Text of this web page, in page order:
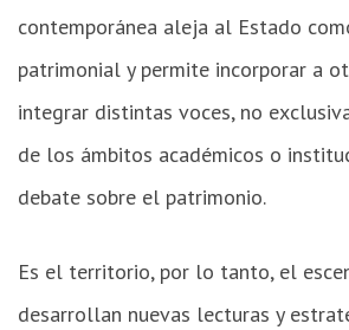
contemporánea aleja al Estado
patrimonial y permite incorporar a
integrar distintas voces, no
de los ámbitos académicos o
debate sobre el patrimonio.
Es el territorio, por lo tanto, el
desarrollan nuevas lecturas y